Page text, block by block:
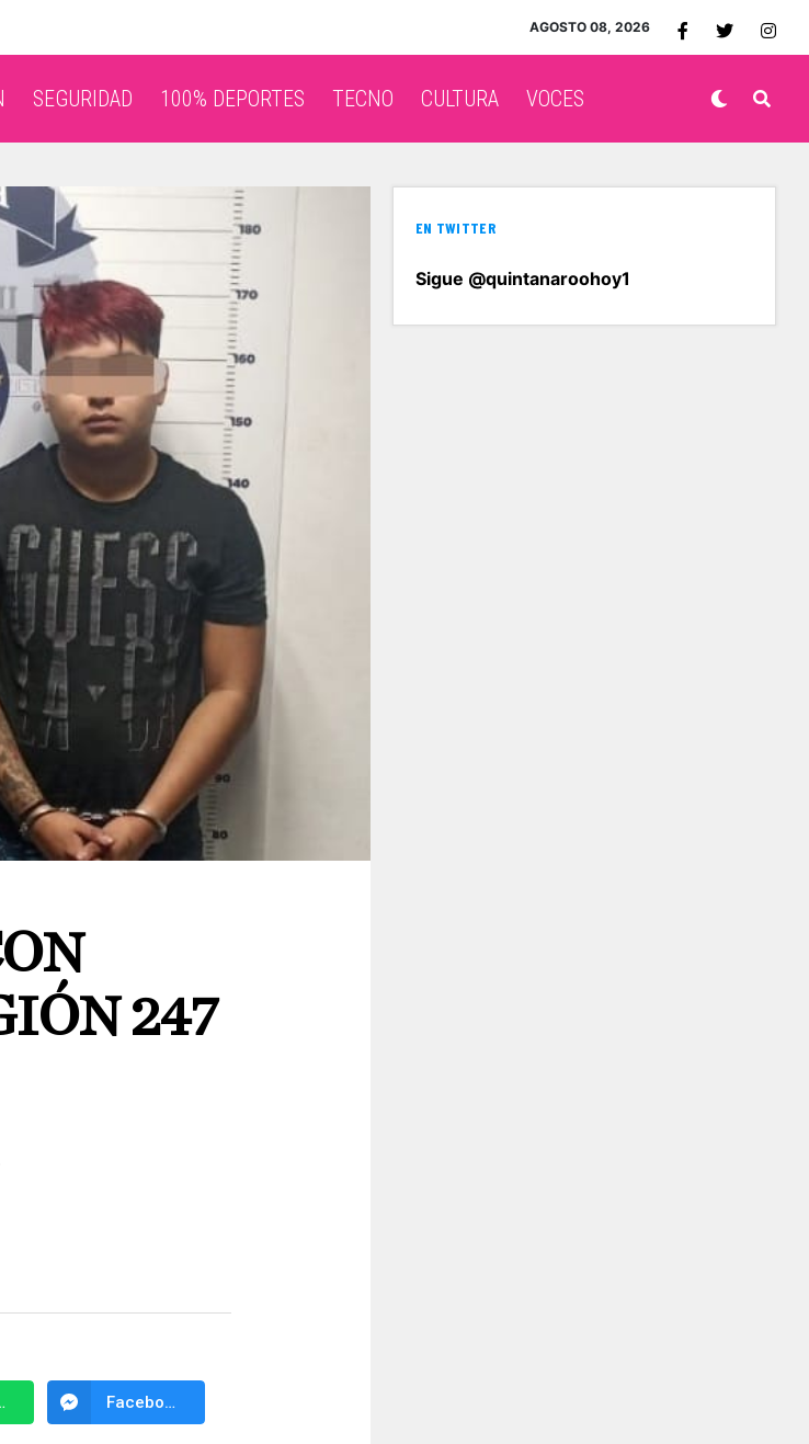
AGOSTO 08, 2026
SEGURIDAD 100% DEPORTES TECNO CULTURA VOCES
247
Facebook Messenger
EN TWITTER
Sigue @quintanaroohoy1